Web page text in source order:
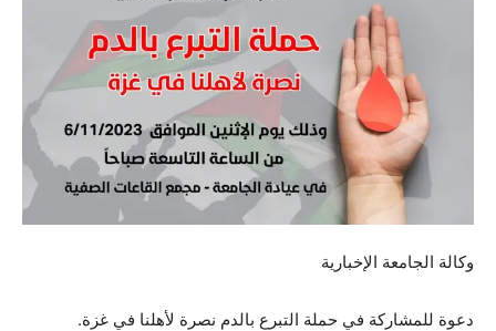
وكالة الجامعة الإخبارية
دعوة للمشاركة في حملة التبرع بالدم نصرة لأهلنا في غزة.